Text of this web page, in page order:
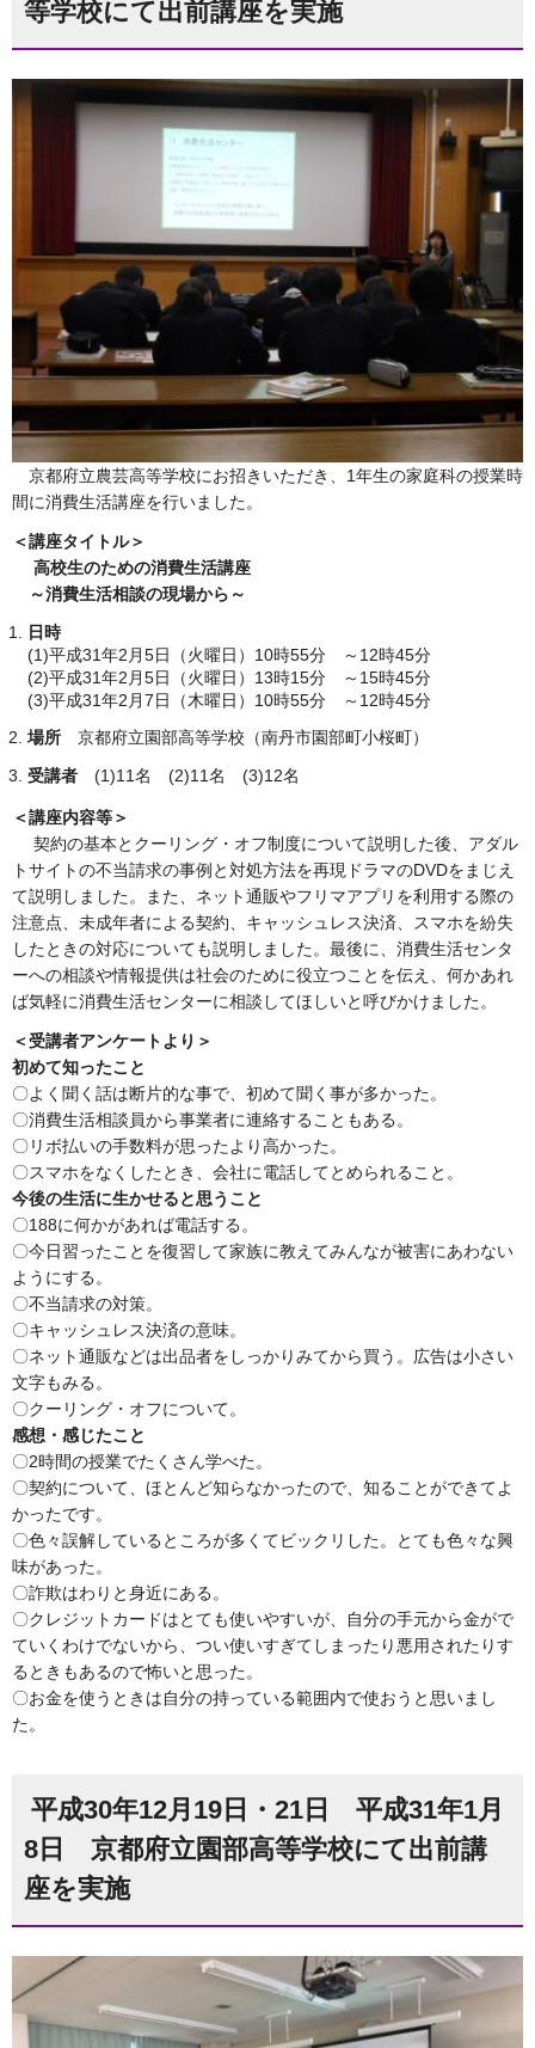
等学校にて出前講座を実施
京都府立農芸高等学校にお招きいただき、1年生の家庭科の授業時
間に消費生活講座を行いました。
＜講座タイトル＞
高校生のための消費生活講座
～消費生活相談の現場から～
日時
(1)平成31年2月5日（火曜日）10時55分 ～12時45分
(2)平成31年2月5日（火曜日）13時15分 ～15時45分
(3)平成31年2月7日（木曜日）10時55分 ～12時45分
場所 京都府立園部高等学校（南丹市園部町小桜町）
受講者 (1)11名 (2)11名 (3)12名
＜講座内容等＞
契約の基本とクーリング・オフ制度について説明した後、アダル
トサイトの不当請求の事例と対処方法を再現ドラマのDVDをまじえ
て説明しました。また、ネット通販やフリマアプリを利用する際の
注意点、未成年者による契約、キャッシュレス決済、スマホを紛失
したときの対応についても説明しました。最後に、消費生活センタ
ーへの相談や情報提供は社会のために役立つことを伝え、何かあれ
ば気軽に消費生活センターに相談してほしいと呼びかけました。
＜受講者アンケートより＞
初めて知ったこと
〇よく聞く話は断片的な事で、初めて聞く事が多かった。
〇消費生活相談員から事業者に連絡することもある。
〇リボ払いの手数料が思ったより高かった。
〇スマホをなくしたとき、会社に電話してとめられること。
今後の生活に生かせると思うこと
〇188に何かがあれば電話する。
〇今日習ったことを復習して家族に教えてみんなが被害にあわない
ようにする。
〇不当請求の対策。
〇キャッシュレス決済の意味。
〇ネット通販などは出品者をしっかりみてから買う。広告は小さい
文字もみる。
〇クーリング・オフについて。
感想・感じたこと
〇2時間の授業でたくさん学べた。
〇契約について、ほとんど知らなかったので、知ることができてよ
かったです。
〇色々誤解しているところが多くてビックリした。とても色々な興
味があった。
〇詐欺はわりと身近にある。
〇クレジットカードはとても使いやすいが、自分の手元から金がで
ていくわけでないから、つい使いすぎてしまったり悪用されたりす
るときもあるので怖いと思った。
〇お金を使うときは自分の持っている範囲内で使おうと思いまし
た。
平成30年12月19日・21日 平成31年1月
8日 京都府立園部高等学校にて出前講
座を実施